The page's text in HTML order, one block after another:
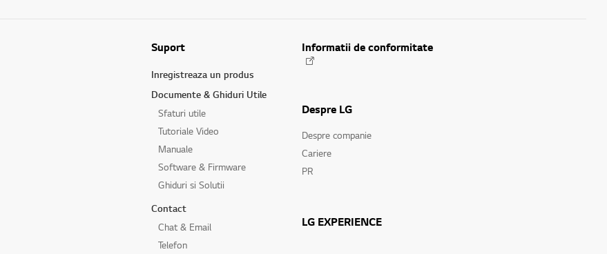
Suport
Inregistreaza un produs
Documente & Ghiduri Utile
Sfaturi utile
Tutoriale Video
Manuale
Software & Firmware
Ghiduri si Solutii
Contact
Chat & Email
Telefon
Informatii de conformitate
Despre LG
Despre companie
Cariere
PR
LG EXPERIENCE